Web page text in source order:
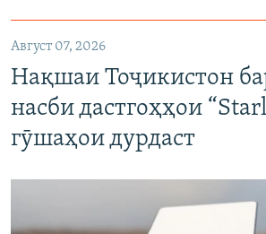
Август 07, 2026
Нақшаи Тоҷикистон
насби дастгоҳҳои
гӯшаҳои дурдаст